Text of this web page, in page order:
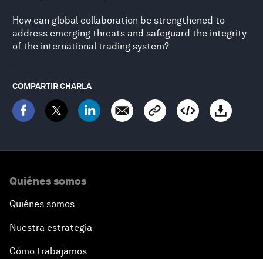
How can global collaboration be strengthened to
address emerging threats and safeguard the integrity
of the international trading system?
COMPARTIR CHARLA
Quiénes somos
Quiénes somos
Nuestra estrategia
Cómo trabajamos